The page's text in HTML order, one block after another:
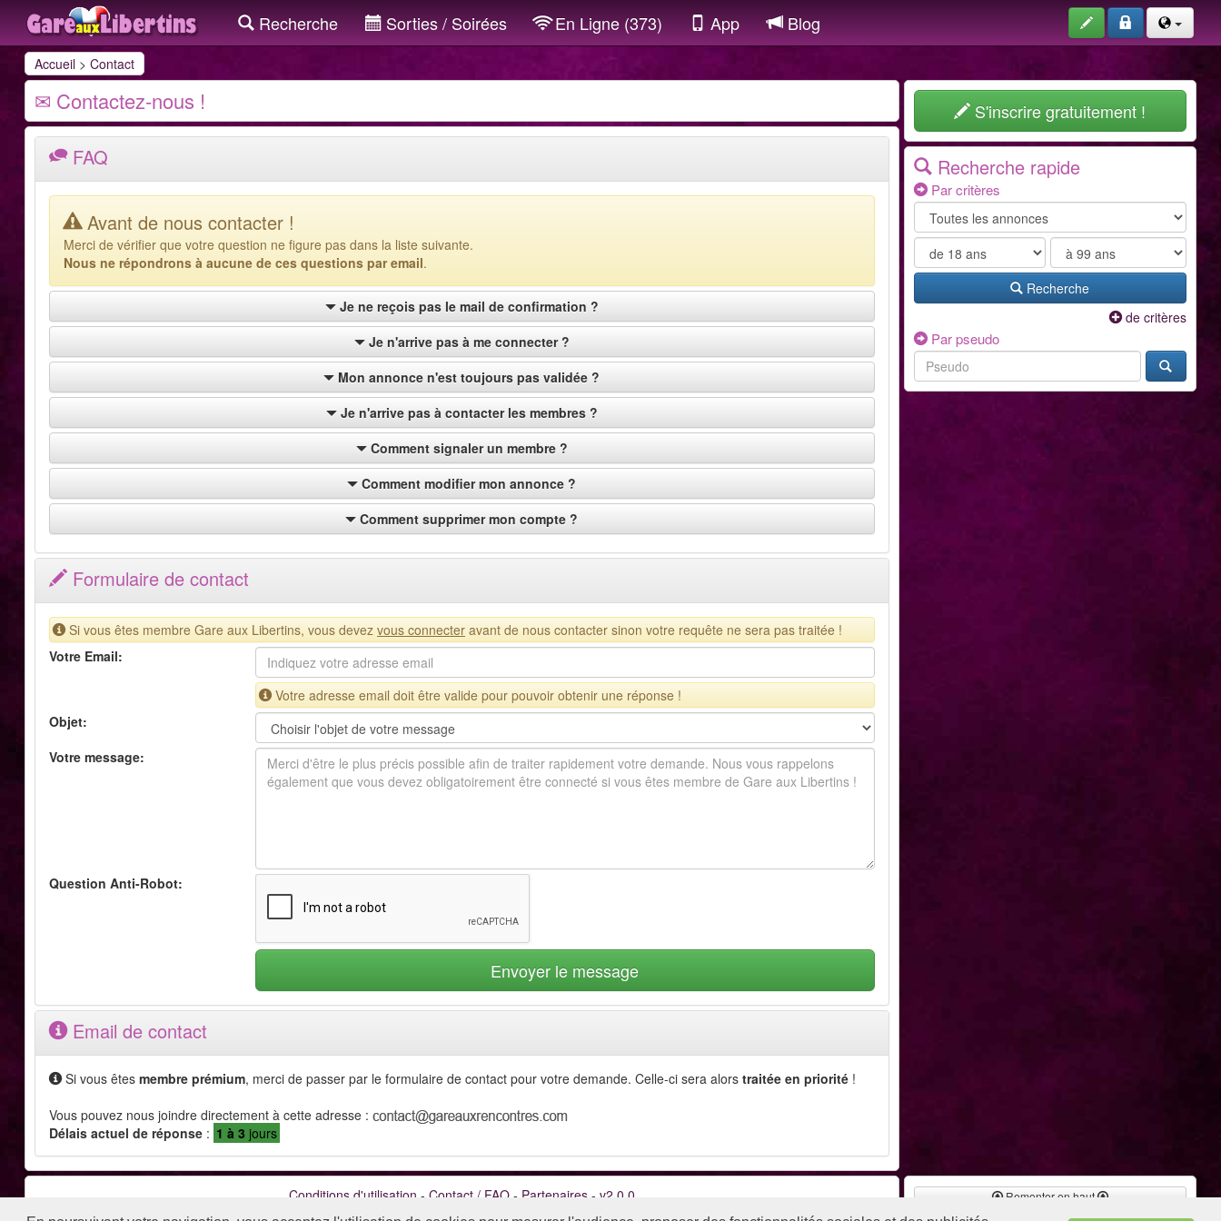
Recherche Sorties / Soirées En Ligne (373) App Blog
Accueil > Contact
Contactez-nous !
FAQ
Avant de nous contacter !
Merci de vérifier que votre question ne figure pas dans la liste suivante.
Nous ne répondrons à aucune de ces questions par email.
Je ne reçois pas le mail de confirmation ?
Je n'arrive pas à me connecter ?
Mon annonce n'est toujours pas validée ?
Je n'arrive pas à contacter les membres ?
Comment signaler un membre ?
Comment modifier mon annonce ?
Comment supprimer mon compte ?
Formulaire de contact
Si vous êtes membre Gare aux Libertins, vous devez vous connecter avant de nous contacter sinon votre requête ne sera pas traitée !
Votre Email:
Votre adresse email doit être valide pour pouvoir obtenir une réponse !
Objet:
Votre message:
Question Anti-Robot:
Envoyer le message
Email de contact
Si vous êtes membre prémium, merci de passer par le formulaire de contact pour votre demande. Celle-ci sera alors traitée en priorité !
Vous pouvez nous joindre directement à cette adresse :
Délais actuel de réponse : 1 à 3 jours
S'inscrire gratuitement !
Recherche rapide
Par critères
Recherche
de critères
Par pseudo
Conditions d'utilisation - Contact / FAQ- Partenaires - v2.0.0 Remonter en haut